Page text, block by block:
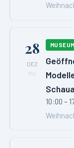
28
DEZ
Mo
10:00 –